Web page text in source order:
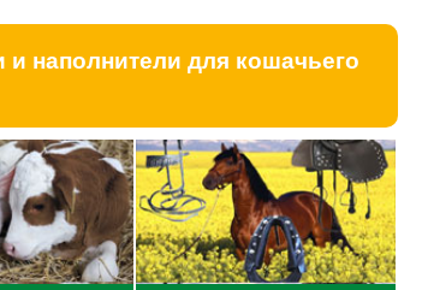
наполнители для кошачьего